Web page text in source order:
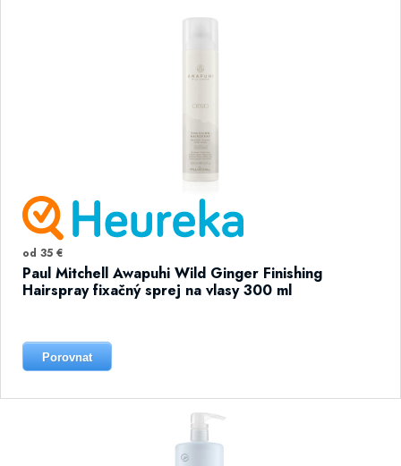
od 35 €
Paul Mitchell Awapuhi Wild Ginger Finishing
Hairspray fixačný sprej na vlasy 300 ml
Porovnat